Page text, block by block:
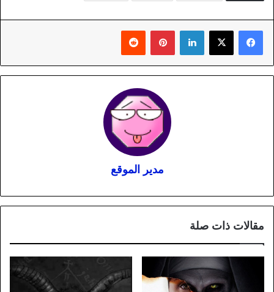
لينكدإن بينتيريست
مدير الموقع
مقالات ذات صلة